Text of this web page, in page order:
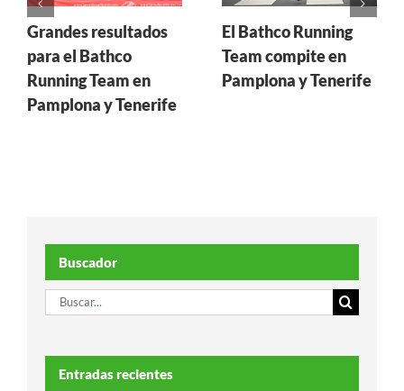
Grandes resultados
para el Bathco
Running Team en
Pamplona y Tenerife
El Bathco Running
Team compite en
Pamplona y Tenerife
Buscador
Buscar:
Entradas recientes